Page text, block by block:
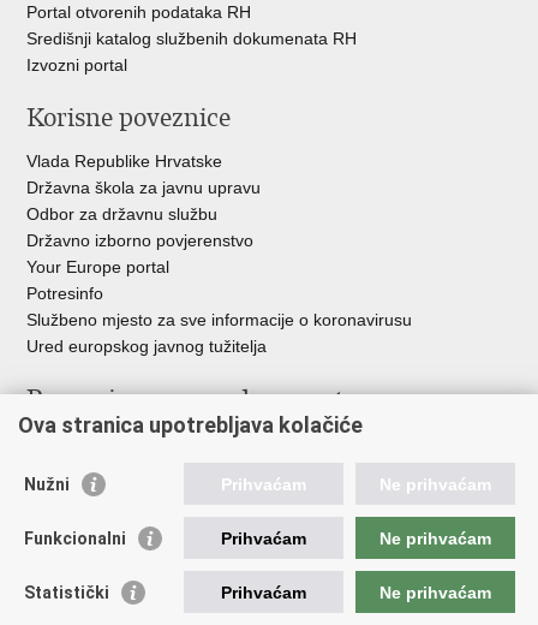
Portal otvorenih podataka RH
Središnji katalog službenih dokumenata RH
Izvozni portal
Korisne poveznice
Vlada Republike Hrvatske
Državna škola za javnu upravu
Odbor za državnu službu
Državno izborno povjerenstvo
Your Europe portal
Potresinfo
Službeno mjesto za sve informacije o koronavirusu
Ured europskog javnog tužitelja
Poveznice pravosudnog sustava
Državno odvjetništvo
Ured za suzbijanje korupcije i organiziranog kriminaliteta
Državnoodvjetničko vijeće
Hrvatska odvjetnička komora
Ova stranica upotrebljava kolačiće
Nužni Prihvaćam Ne prihvaćam
Funkcionalni Prihvaćam Ne prihvaćam
Statistički Prihvaćam Ne prihvaćam